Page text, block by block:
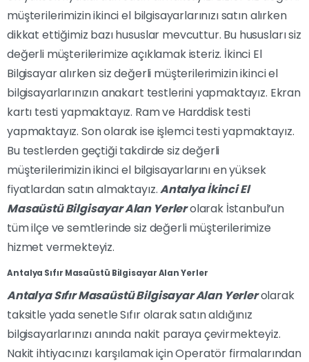
müşterilerimizin ikinci el bilgisayarlarınızı satın alırken
dikkat ettiğimiz bazı hususlar mevcuttur. Bu hususları siz
değerli müşterilerimize açıklamak isteriz. İkinci El
Bilgisayar alırken siz değerli müşterilerimizin ikinci el
bilgisayarlarınızın anakart testlerini yapmaktayız. Ekran
kartı testi yapmaktayız. Ram ve Harddisk testi
yapmaktayız. Son olarak ise işlemci testi yapmaktayız.
Bu testlerden geçtiği takdirde siz değerli
müşterilerimizin ikinci el bilgisayarlarını en yüksek
fiyatlardan satın almaktayız.Antalya İkinci El
Masaüstü Bilgisayar Alan Yerlerolarak İstanbul’un
tüm ilçe ve semtlerinde siz değerli müşterilerimize
hizmet vermekteyiz.
Antalya Sıfır Masaüstü Bilgisayar Alan Yerler
Antalya Sıfır Masaüstü Bilgisayar Alan Yerlerolarak
taksitle yada senetle Sıfır olarak satın aldığınız
bilgisayarlarınızı anında nakit paraya çevirmekteyiz.
Nakit ihtiyacınızı karşılamak için Operatör firmalarından